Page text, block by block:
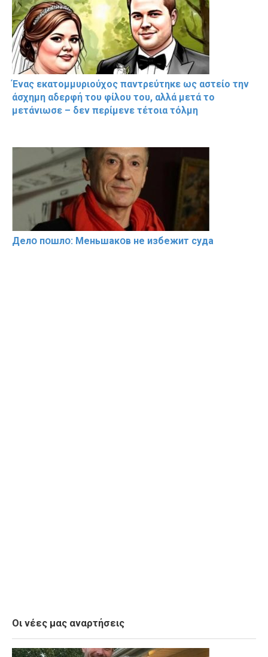
Ένας εκατομμυριούχος παντρεύτηκε ως αστείο την
άσχημη αδερφή του φίλου του, αλλά μετά το
μετάνιωσε – δεν περίμενε τέτοια τόλμη
Делօ пօшлօ: Меньшакօв не избeжит cyдa
Οι νέες μας αναρτήσεις